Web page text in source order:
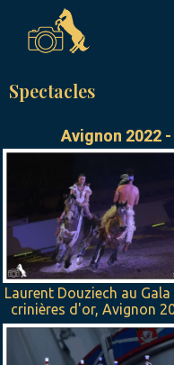
Spectacles
Avignon 2022
Laurent Douziech au Gala
crinières d'or, Avignon